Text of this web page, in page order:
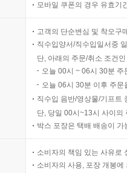
모바일 쿠폰의 경우 유효기
고객의 단순변심 및 착오구
직수입양서/직수입일서중
단, 아래의 주문/취소 조건
오늘 00시 ~ 06시 30분
오늘 06시 30분 이후 주
직수입 음반/영상물/기프트
단, 당일 00시~13시 사이의
박스 포장은 택배 배송이
소비자의 책임 있는 사유로
소비자의 사용, 포장 개봉